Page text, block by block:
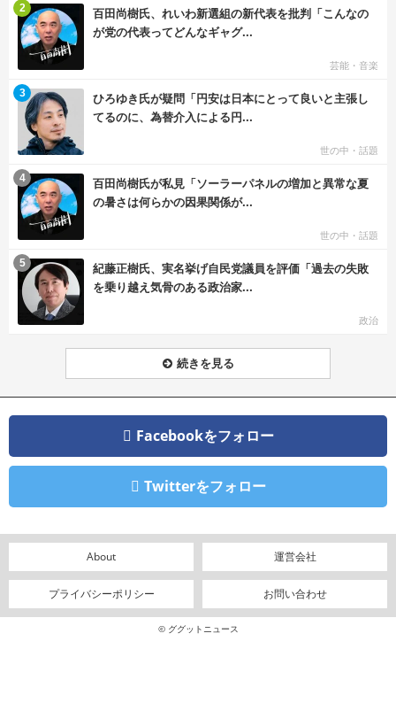
百田尚樹氏、れいわ新選組の新代表を批判「こんなの
が党の代表ってどんなギャグ...
芸能・音楽
2
ひろゆき氏が疑問「円安は日本にとって良いと主張し
てるのに、為替介入による円...
世の中・話題
3
百田尚樹氏が私見「ソーラーパネルの増加と異常な夏
の暑さは何らかの因果関係が...
世の中・話題
4
紀藤正樹氏、実名挙げ自民党議員を評価「過去の失敗
を乗り越え気骨のある政治家...
政治
5
続きを見る
Facebookをフォロー
Twitterをフォロー
About 運営会社
プライバシーポリシー お問い合わせ
© ググットニュース